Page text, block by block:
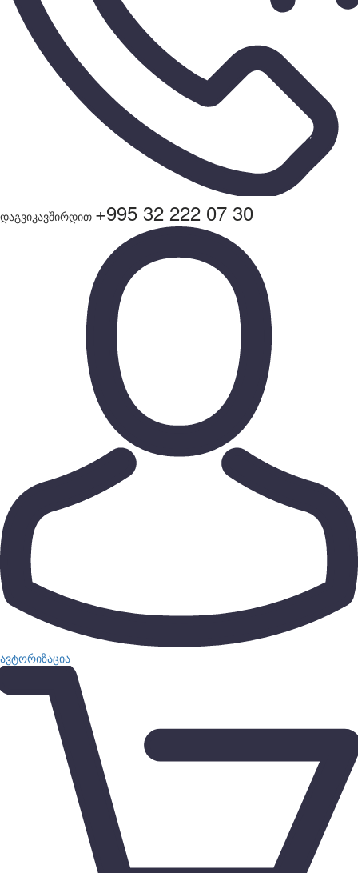
დაგვიკავშირდით +995 32 222 07 30
ავტორიზაცია